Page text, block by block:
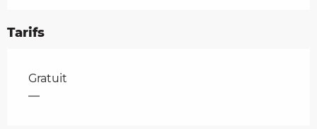
Tarifs
Tarifs 2026
Gratuit
—